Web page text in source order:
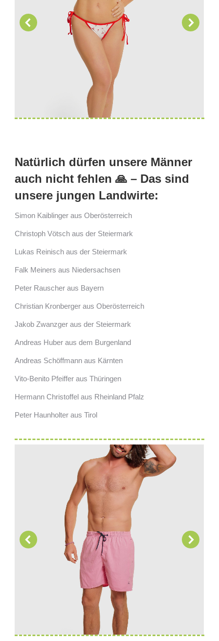
Natürlich dürfen unsere Männer
auch nicht fehlen 🙏 – Das sind
unsere jungen Landwirte:
Simon Kaiblinger aus Oberösterreich
Christoph Vötsch aus der Steiermark
Lukas Reinisch aus der Steiermark
Falk Meiners aus Niedersachsen
Peter Rauscher aus Bayern
Christian Kronberger aus Oberösterreich
Jakob Zwanzger aus der Steiermark
Andreas Huber aus dem Burgenland
Andreas Schöffmann aus Kärnten
Vito-Benito Pfeiffer aus Thüringen
Hermann Christoffel aus Rheinland Pfalz
Peter Haunholter aus Tirol